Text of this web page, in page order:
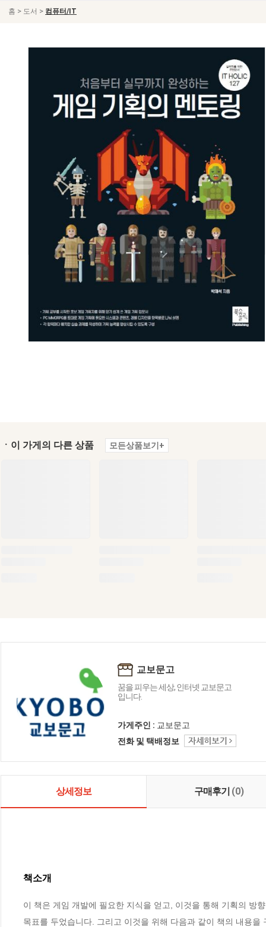
홈 > 도서 > 컴퓨터/IT
ㆍ이 가게의 다른 상품 모든상품보기+
교보문고
꿈을 피우는 세상, 인터넷 교보문고
입니다.
가게주인 : 교보문고
전화 및 택배정보
상세정보 구매후기 (0)
책소개
이 책은 게임 개발에 필요한 지식을 얻고, 이것을 통해 기획의 방
목표를 두었습니다. 그리고 이것을 위해 다음과 같이 책의 내용을